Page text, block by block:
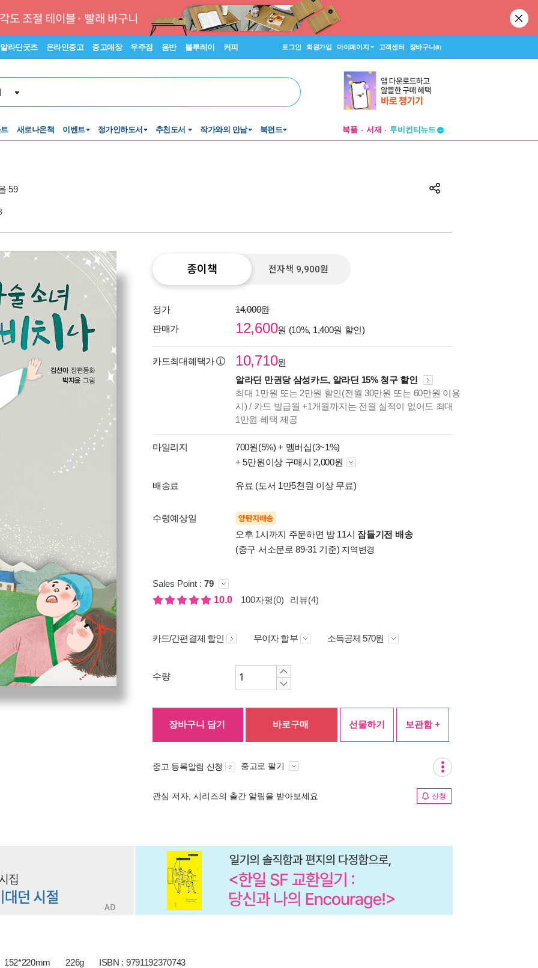
알라딘굿즈 온라인중고 중고매장 우주점 음반 블루레이 커피 로그인 회원가입 마이페이지 고객센터 장바구니(0)
새로나온책 이벤트 정가인하도서 추천도서 작가와의 만남 북펀드 북플 서재
투비컨티뉴드
59
종이책 전자책 9,900원
정가
14,000원
판매가
12,600원 (10%, 1,400원 할인)
카드최대혜택가 10,710원
알라딘 만권당 삼성카드, 알라딘 15% 청구 할인
최대 1만원 또는 2만원 할인(전월 30만원 또는 60만원 이용
시) / 카드 발급월 +1개월까지는 전월 실적이 없어도 최대
1만원 혜택 제공
마일리지 700원(5%) + 멤버십(3~1%)
+ 5만원이상 구매시 2,000원
배송료 유료 (도서 1만5천원 이상 무료)
수령예상일 양탄자배송
오후 1시까지 주문하면 밤 11시 잠들기전 배송
(중구 서소문로 89-31 기준) 지역변경
Sales Point : 79
10.0
100자평(0) 리뷰(4)
카드/간편결제 할인 무이자 할부 소득공제 570원
수량
장바구니 담기 바로구매 선물하기 보관함 +
중고 등록알림 신청 중고로 팔기
관심 저자, 시리즈의 출간 알림을 받아보세요 신청
152*220mm 226g ISBN : 9791192370743